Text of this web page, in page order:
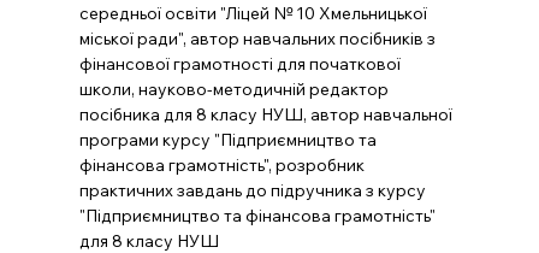
середньої освіти "Ліцей № 10 Хмельницької
міської ради", автор навчальних посібників з
фінансової грамотності для початкової
школи, науково-методичній редактор
посібника для 8 класу НУШ, автор навчальної
програми курсу "Підприємництво та
фінансова грамотність", розробник
практичних завдань до підручника з курсу
"Підприємництво та фінансова грамотність"
для 8 класу НУШ